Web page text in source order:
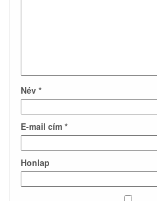
Név *
E-mail cím *
Honlap